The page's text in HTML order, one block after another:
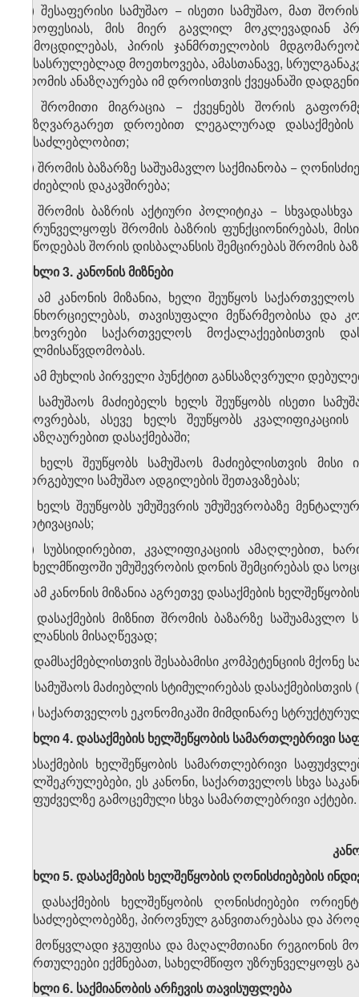
ფ) შესაფერისი სამუშაო − ისეთი სამუშაო, მათ
პროფესიას, მის მიერ გავლილ მოკლევადიან
გამოცდილებას, პირის ჯანმრთელობის
შესასრულებლად მოეთხოვება, ამასთანავე,
შრომის ანაზღაურება იმ დროისთვის ქვეყანაში
ქ) შრომითი მიგრაცია − ქვეყნებს შორის
საზღვარგარეთ დროებით ლეგალურად
შესაძლებლობით;
ღ) შრომის ბაზარზე საშუამავლო საქმიანობა −
მაძიებლის დაკავშირება;
ყ) შრომის ბაზრის აქტიური პოლიტიკა −
უზრუნველყოფს შრომის ბაზრის ფუნქციონირებას,
მიწოდებას შორის დისბალანსის შემცირებას შრომის
მუხლი 3. კანონის მიზნები
1. ამ კანონის მიზანია, ხელი შეუწყოს
განხორციელებას, თავისუფალი მეწარმეობისა და
მცხოვრები საქართველოს მოქალაქეებისთვის
ხელმისაწვდომობას.
2. ამ მუხლის პირველი პუნქტით განსაზღვრული
ა) სამუშაოს მაძიებელს ხელს შეუწყობს ისეთი
ცხოვრებას, ასევე ხელს შეუწყობს
ანაზღაურებით დასაქმებაში;
ბ) ხელს შეუწყობს სამუშაოს მაძიებლისთვის
მორგებული სამუშაო ადგილების შეთავაზებას;
გ) ხელს შეუწყობს უმუშევრის უმუშევრობაზე
მოტივაციას;
დ) სუბსიდირებით, კვალიფიკაციის ამაღლებით,
სახელმწიფოში უმუშევრობის დონის შემცირებას და
3. ამ კანონის მიზანია აგრეთვე დასაქმების
ა) დასაქმების მიზნით შრომის ბაზარზე
ბალანსის მისაღწევად;
ბ) დამსაქმებლისთვის შესაბამისი კომპეტენციის მქონე
გ) სამუშაოს მაძიებლის სტიმულირებას
დ) საქართველოს ეკონომიკაში მიმდინარე
მუხლი 4. დასაქმების ხელშეწყობის სამართლებრივი
დასაქმების ხელშეწყობის სამართლებრივი
ხელშეკრულებები, ეს კანონი, საქართველოს სხვა
საფუძველზე გამოცემული სხვა სამართლებრივი აქტები.
მუხლი 5. დასაქმების ხელშეწყობის ღონისძიებების
1. დასაქმების ხელშეწყობის ღონისძიებები
შესაძლებლობებზე, პიროვნულ განვითარებასა და
2. მოწყვლადი ჯგუფისა და მაღალმთიანი რეგიონის
სირთულეები ექმნებათ, სახელმწიფო უზრუნველყოფს
მუხლი 6. საქმიანობის არჩევის თავისუფლება